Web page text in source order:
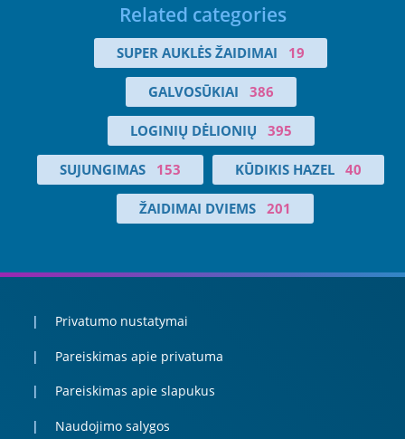
Related categories
SUPER AUKLĖS ŽAIDIMAI 19
GALVOSŪKIAI 386
LOGINIŲ DĖLIONIŲ 395
SUJUNGIMAS 153 KŪDIKIS HAZEL 40
ŽAIDIMAI DVIEMS 201
Privatumo nustatymai
Pareiskimas apie privatuma
Pareiskimas apie slapukus
Naudojimo salygos